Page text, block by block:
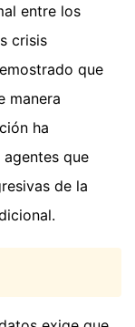
entre los
crisis
que
manera
ha
que
de la